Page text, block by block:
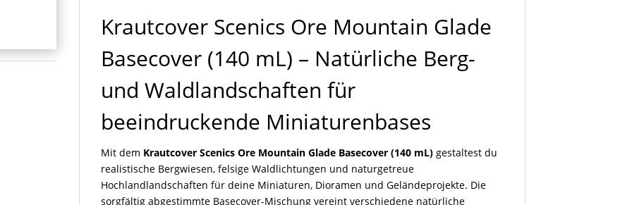
Krautcover Scenics Ore Mountain Glade
Basecover (140 mL) – Natürliche Berg-
und Waldlandschaften für
beeindruckende Miniaturenbases
Mit dem Krautcover Scenics Ore Mountain Glade Basecover (140 mL) gestaltest du
realistische Bergwiesen, felsige Waldlichtungen und naturgetreue
Hochlandlandschaften für deine Miniaturen, Dioramen und Geländeprojekte. Die
sorgfältig abgestimmte Basecover-Mischung vereint verschiedene natürliche